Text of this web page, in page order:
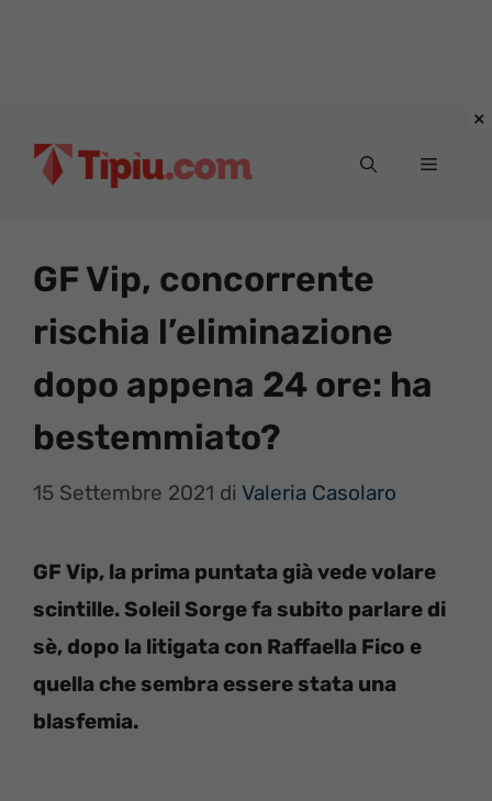
Menu
GF Vip, concorrente
rischia l’eliminazione
dopo appena 24 ore: ha
bestemmiato?
15 Settembre 2021 di Valeria Casolaro
GF Vip, la prima puntata già vede volare
scintille. Soleil Sorge fa subito parlare di
sè, dopo la litigata con Raffaella Fico e
quella che sembra essere stata una
blasfemia.